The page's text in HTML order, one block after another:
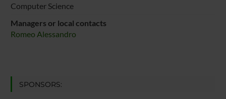
Computer Science
Managers or local contacts
Romeo Alessandro
SPONSORS: